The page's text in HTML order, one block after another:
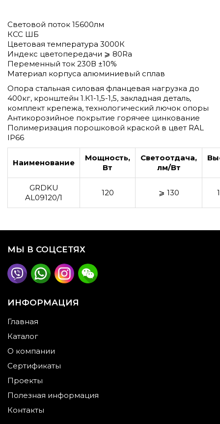
Световой поток 15600лм
КСС ШБ
Цветовая температура 3000К
Индекс цветопередачи ⩾ 80Ra
Переменный ток 230В ±10%
Материал корпуса алюминиевый сплав
Опора стальная силовая фланцевая нагрузка до
400кг, кронштейн 1.К1-1,5-1,5, закладная деталь,
комплект крепежа, технологический лючок опоры
Антикорозийное покрытие горячее цинкование
Полимеризация порошковой краской в цвет RAL
IP66
Наименование
Мощность,
Вт
Светоотдача,
лм/Вт
GRDKU
AL09120/1
120 ⩾ 130
МЫ В СОЦСЕТЯХ
ИНФОРМАЦИЯ
Главная
Каталог
О компании
Сертификаты
Проекты
Полезная информация
Контакты